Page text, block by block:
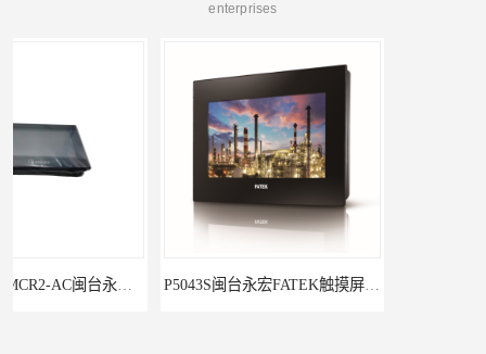
enterprises
P5043S闽台永宏FATEK触摸屏华南区总代理 永宏7寸触摸屏HF070L-00